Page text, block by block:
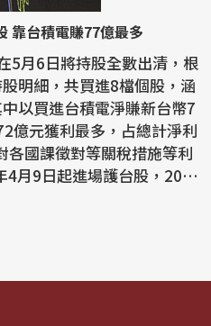
靠台積電賺77億最多
5月6日將持股全數出清，根
明細，共買進8檔個股，涵
以買進台積電淨賺新台幣7
億元獲利最多，占總計淨利
4月9日起進場護台股，202